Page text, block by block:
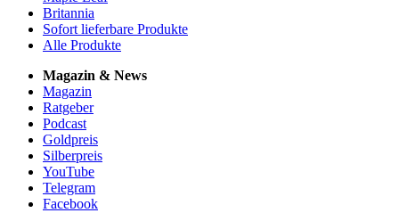
Britannia
Sofort lieferbare Produkte
Alle Produkte
Magazin & News
Magazin
Ratgeber
Podcast
Goldpreis
Silberpreis
YouTube
Telegram
Facebook